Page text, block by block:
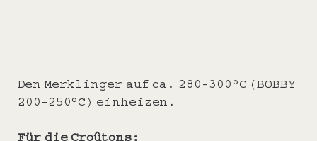
Den Merklinger auf ca. 280-300°C (BOBBY
200-250°C) einheizen.
Für die Croûtons: